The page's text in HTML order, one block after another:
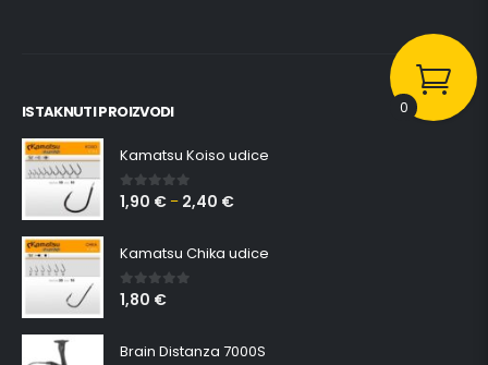
ISTAKNUTI PROIZVODI
Kamatsu Koiso udice
0 out of 5
1,90 € – 2,40 €
Kamatsu Chika udice
0 out of 5
1,80 €
Brain Distanza 7000S
0